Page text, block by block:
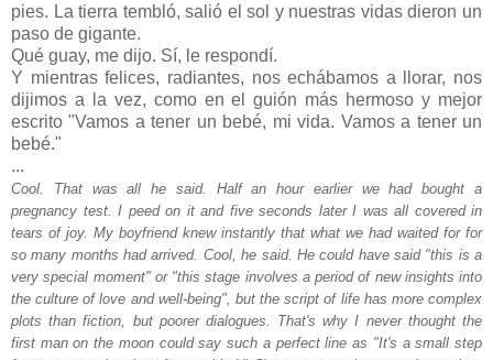
pies. La tierra tembló, salió el sol y nuestras vidas dieron un
paso de gigante.
Qué guay, me dijo. Sí, le respondí.
Y mientras felices, radiantes, nos echábamos a llorar, nos
dijimos a la vez, como en el guión más hermoso y mejor
escrito "Vamos a tener un bebé, mi vida. Vamos a tener un
bebé."
...
Cool. That was all he said. Half an hour earlier we had bought a
pregnancy test. I peed on it and five seconds later I was all covered in
tears of joy. My boyfriend knew instantly that what we had waited for for
so many months had arrived. Cool, he said. He could have said "this is a
very special moment" or "this stage involves a period of new insights into
the culture of love and well-being", but the script of life has more complex
plots than fiction, but poorer dialogues. That's why I never thought the
first man on the moon could say such a perfect line as "It's a small step